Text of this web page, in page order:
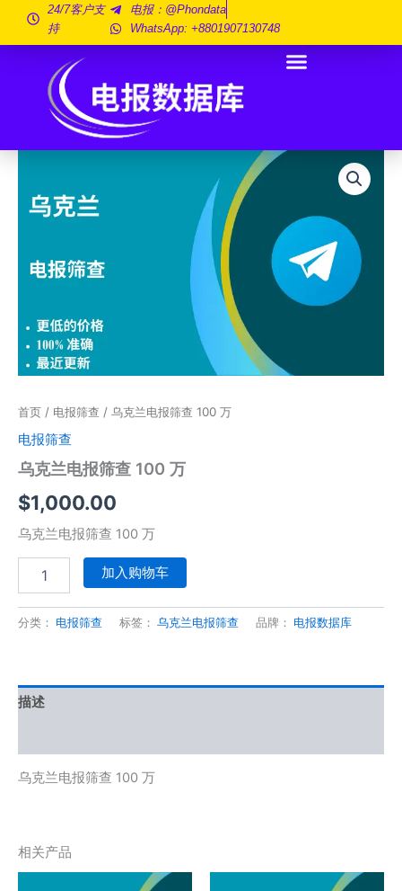
24/7客户支
持
电报：@phondata
WhatsApp: +8801907130748
首页 / 电报筛查 / 乌克兰电报筛查 100 万
电报筛查
乌克兰电报筛查 100 万
$1,000.00
乌克兰电报筛查 100 万
电
100
加入购物车
分类： 电报筛查 标签： 乌克兰电报筛查 品牌： 电报数据库
描述
乌克兰电报筛查 100 万
相关产品